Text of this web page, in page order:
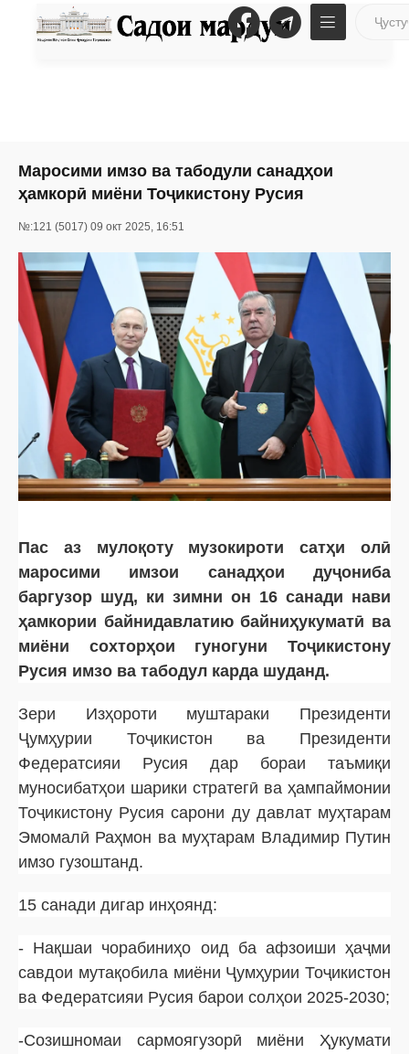
Маросими имзо ва табодули санадҳои
ҳамкорӣ миёни Тоҷикистону Русия
№:121 (5017) 09 окт 2025, 16:51
Пас аз мулоқоту музокироти сатҳи олӣ
маросими имзои санадҳои дуҷониба
баргузор шуд, ки зимни он 16 санади нави
ҳамкории байнидавлатию байниҳукуматӣ ва
миёни сохторҳои гуногуни Тоҷикистону
Русия имзо ва табодул карда шуданд.
Зери Изҳороти муштараки Президенти
Ҷумҳурии Тоҷикистон ва Президенти
Федератсияи Русия дар бораи таъмиқи
муносибатҳои шарики стратегӣ ва ҳампаймонии
Тоҷикистону Русия сарони ду давлат муҳтарам
Эмомалӣ Раҳмон ва муҳтарам Владимир Путин
имзо гузоштанд.
15 санади дигар инҳоянд:
- Нақшаи чорабиниҳо оид ба афзоиши ҳаҷми
савдои мутақобила миёни Ҷумҳурии Тоҷикистон
ва Федератсияи Русия барои солҳои 2025-2030;
-Созишномаи сармоягузорӣ миёни Ҳукумати